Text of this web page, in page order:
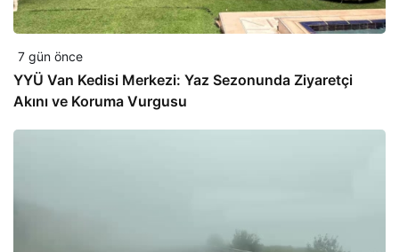
7 gün önce
YYÜ Van Kedisi Merkezi: Yaz Sezonunda Ziyaretçi
Akını ve Koruma Vurgusu